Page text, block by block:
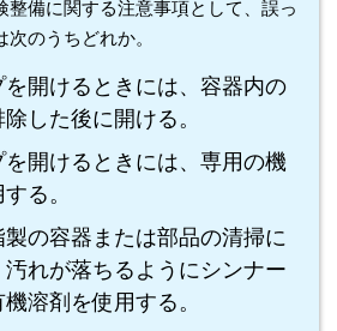
整備に関する注意事項として、誤っ
のうちどれか。
を開けるときには、容器内の
した後に開ける。
を開けるときには、専用の機
る。
の容器または部品の清掃に
汚れが落ちるようにシンナー
溶剤を使用する。